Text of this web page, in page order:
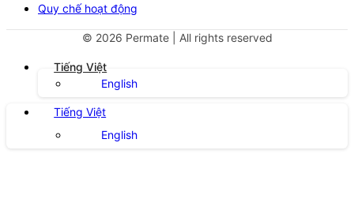
Quy chế hoạt động
© 2026 Permate | All rights reserved
Tiếng Việt
English
Tiếng Việt
English